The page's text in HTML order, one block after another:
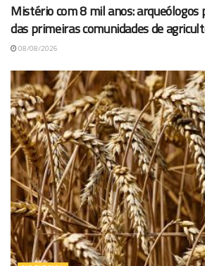
Mistério com 8 mil anos:
das primeiras comunidades de
08/08/2026